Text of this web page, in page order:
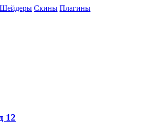
Шейдеры Скины Плагины
12